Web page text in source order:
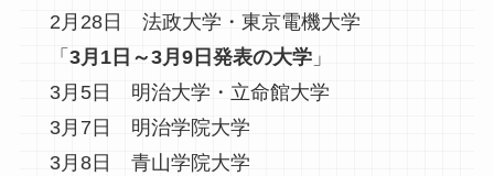
2月28日 法政大学・東京電機大学
「 3月1日～3月9日発表の大学」
3月5日 明治大学・立命館大学
3月7日 明治学院大学
3月8日 青山学院大学